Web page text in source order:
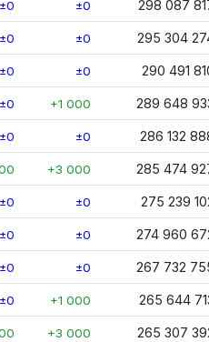
±0 ±0 298 087
±0 ±0 295 304
±0 ±0 290 491
±0 +1 000 289 648
±0 ±0 286 132
+3 000 285 474
±0 ±0 275 239
±0 ±0 274 960
±0 ±0 267 732
±0 +1 000 265 644
+3 000 265 307